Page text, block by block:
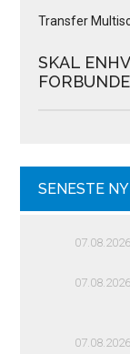
Transfer
SKAL
SENESTE
07.08.2026
07.08.2026
07.08.2026